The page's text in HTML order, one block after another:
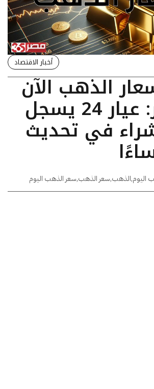
أخبار الاقتصاد
الذهب الآن
في مصر: عيار 24 يسجل
للشراء في تحديث
اليوم,الذهب,سعر الذهب,سعر الذهب اليوم